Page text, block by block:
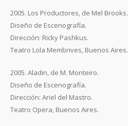
2005. Los Productores, de Mel Brooks.
Diseño de Escenografía.
Dirección: Ricky Pashkus.
Teatro Lola Membrives, Buenos Aires.
2005. Aladin, de M. Monteiro.
Diseño de Escenografía.
Dirección: Ariel del Mastro.
Teatro Opera, Buenos Aires.